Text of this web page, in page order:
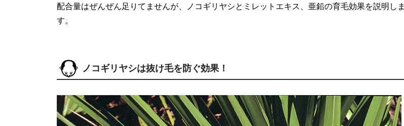
配合量はぜんぜん足りてませんが、ノコギリヤシとミレットエキス、亜鉛の育毛効果を説明しま
す。
ノコギリヤシは抜け毛を防ぐ効果！